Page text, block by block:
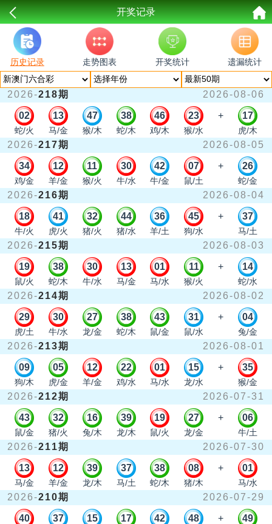
开奖记录
历史记录 走势图表 开奖统计 遗漏统计
2026-218期 2026-08-06
02
蛇/火
13
马/金
47
猴/木
38
蛇/木
46
鸡/木
23
猴/水
+ 17
虎/木
2026-217期 2026-08-05
34
鸡/金
12
羊/金
11
猴/火
30
牛/水
42
牛/金
07
鼠/土
+ 26
蛇/金
2026-216期 2026-08-04
18
牛/火
41
虎/火
32
猪/火
44
猪/水
36
羊/土
45
狗/水
+ 37
马/土
2026-215期 2026-08-03
19
鼠/火
38
蛇/木
30
牛/水
13
马/金
01
马/水
11
猴/火
+ 14
蛇/水
2026-214期 2026-08-02
29
虎/土
30
牛/水
27
龙/金
38
蛇/木
43
鼠/金
31
鼠/水
+ 04
兔/金
2026-213期 2026-08-01
09
狗/木
05
虎/金
12
羊/金
22
鸡/水
01
马/水
15
龙/水
+ 35
猴/金
2026-212期 2026-07-31
43
鼠/金
32
猪/火
16
兔/木
39
龙/木
19
鼠/火
27
龙/金
+ 06
牛/土
2026-211期 2026-07-30
13
马/金
12
羊/金
39
龙/木
37
马/土
38
蛇/木
08
猪/木
+ 01
马/水
2026-210期 2026-07-29
40 37 15 17 42 48 + 49